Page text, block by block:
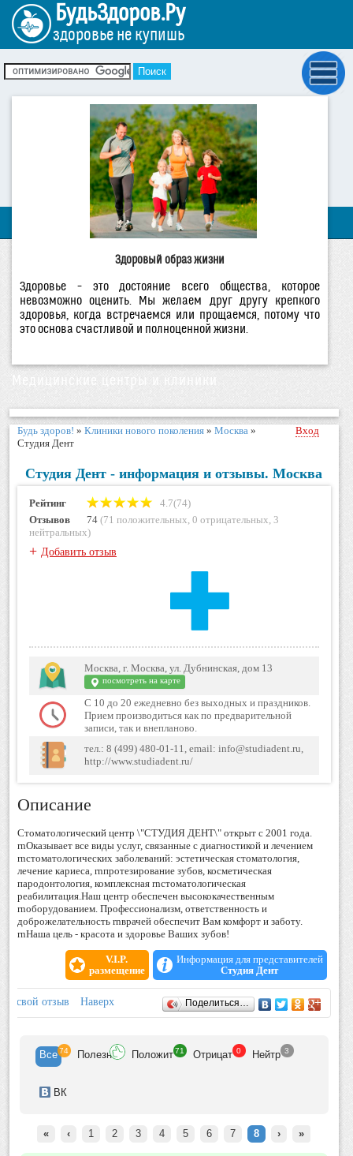
БудьЗдоров.Ру
здоровье не купишь
Здоровый образ жизни
Здоровье – это достояние всего общества, которое
невозможно оценить. Мы желаем друг другу крепкого
здоровья, когда встречаемся или прощаемся, потому что
это основа счастливой и полноценной жизни.
Медицинские центры и клиники
Будь здоров! » Клиники нового поколения » Москва »
Студия Дент
Вход
Студия Дент - информация и отзывы. Москва
Рейтинг
4.7(74)
Отзывов
74 (71 положительных, 0 отрицательных, 3
нейтральных)
+ Добавить отзыв
Москва, г. Москва, ул. Дубнинская, дом 13
посмотреть на карте
С 10 до 20 ежедневно без выходных и праздников.
Прием производиться как по предварительной
записи, так и внепланово.
тел.: 8 (499) 480-01-11, email: info@studiadent.ru,
http://www.studiadent.ru/
Описание
Стоматологический центр \"СТУДИЯ ДЕНТ\" открыт с 2001 года.
rnОказывает все виды услуг, связанные с диагностикой и лечением
rnстоматологических заболеваний: эстетическая стоматология,
лечение кариеса, rnпротезирование зубов, косметическая
пародонтология, комплексная rnстоматологическая
реабилитация.Наш центр обеспечен высококачественным
rnоборудованием. Профессионализм, ответственность и
доброжелательность rnврачей обеспечит Вам комфорт и заботу.
rnНаша цель - красота и здоровье Ваших зубов!
V.I.P.
размещение
Информация для представителей
Студия Дент
Отзывы
свой отзыв Наверх Поделиться…
Все 74 Полезн Положит 71 Отрицат 0 Нейтр 3
ВК
« ‹ 1 2 3 4 5 6 7 8 › »